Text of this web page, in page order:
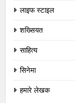
लाइफ स्टाइल
शख्सियत
साहित्य
सिनेमा
हमारे लेखक